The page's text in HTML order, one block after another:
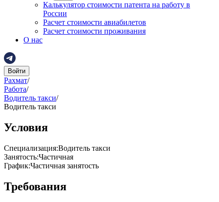
Калькулятор стоимости патента на работу в
России
Расчет стоимости авиабилетов
Расчет стоимости проживания
О нас
Войти
Рахмат/
Работа/
Водитель такси/
Водитель такси
Условия
Специализация:Водитель такси
Занятость:Частичная
График:Частичная занятость
Требования